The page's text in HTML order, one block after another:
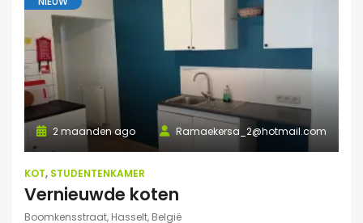
Ramaekersa_2@hotmail.com
2 maanden ago
KOT, STUDENTENKAMER
Vernieuwde koten
Boomkensstraat, Hasselt, België